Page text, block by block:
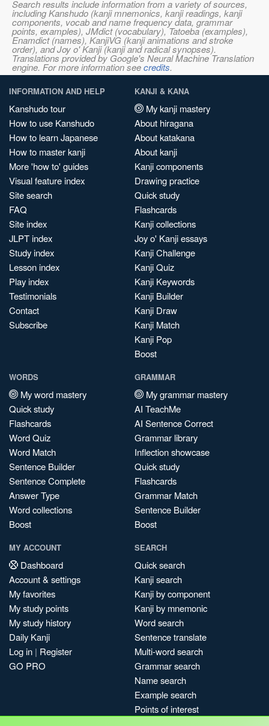
Search results include information from a variety of sources,
including Kanshudo (kanji mnemonics, kanji readings, kanji
components, vocab and name frequency data, grammar
points, examples), JMdict (vocabulary), Tatoeba (examples),
Enamdict (names), KanjiVG (kanji animations and stroke
order), and Joy o' Kanji (kanji and radical synopses).
Translations provided by Google's Neural Machine Translation
engine. For more information seecredits.
INFORMATION AND HELP
Kanshudo tour
How to use Kanshudo
How to learn Japanese
How to master kanji
More 'how to' guides
Visual feature index
Site search
FAQ
Site index
JLPT index
Study index
Lesson index
Play index
Testimonials
Contact
Subscribe
KANJI & KANA
My kanji mastery
About hiragana
About katakana
About kanji
Kanji components
Drawing practice
Quick study
Flashcards
Kanji collections
Joy o' Kanji essays
Kanji Challenge
Kanji Quiz
Kanji Keywords
Kanji Builder
Kanji Draw
Kanji Match
Kanji Pop
Boost
WORDS
My word mastery
Quick study
Flashcards
Word Quiz
Word Match
Sentence Builder
Sentence Complete
Answer Type
Word collections
Boost
GRAMMAR
My grammar mastery
AI TeachMe
AI Sentence Correct
Grammar library
Inflection showcase
Quick study
Flashcards
Grammar Match
Sentence Builder
Boost
MY ACCOUNT
Dashboard
Account & settings
My favorites
My study points
My study history
Daily Kanji
Log in | Register
GO PRO
SEARCH
Quick search
Kanji search
Kanji by component
Kanji by mnemonic
Word search
Sentence translate
Multi-word search
Grammar search
Name search
Example search
Points of interest